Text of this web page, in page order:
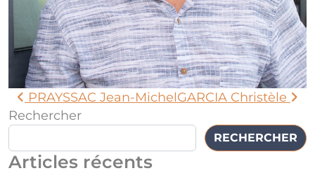
PRAYSSAC Jean-MichelGARCIA Christèle
Rechercher
RECHERCHER
Articles récents